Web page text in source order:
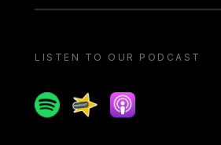
LISTEN TO OUR PODCAST
SpotifySpreakerApple podcast